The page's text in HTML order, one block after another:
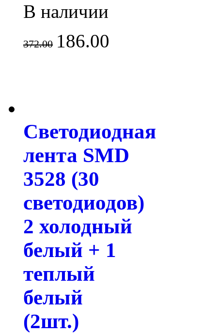
В наличии
372.00 186.00
Светодиодная
лента SMD
3528 (30
светодиодов)
2 холодный
белый + 1
теплый
белый
(2шт.)